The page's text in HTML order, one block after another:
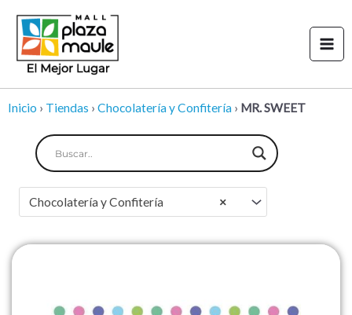
contenido
Inicio › Tiendas › Chocolatería y Confitería › MR. SWEET
×
Chocolatería y Confitería